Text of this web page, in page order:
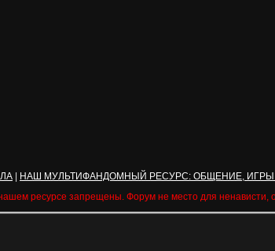
НАШ МУЛЬТИФАНДОМНЫЙ РЕСУРС: ОБЩЕНИЕ, ИГРЫ
ресурсе запрещены. Форум не место для